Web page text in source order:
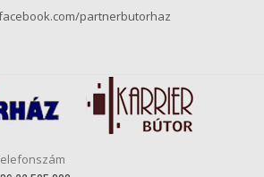
partnerbutorhaz